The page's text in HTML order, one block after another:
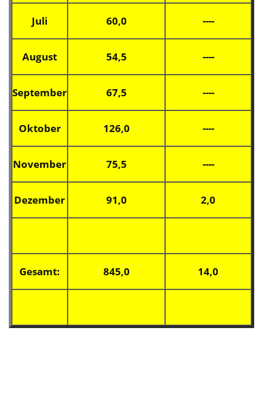
Juli 60,0 ----
August 54,5 ----
September 67,5 ----
Oktober 126,0 ----
November 75,5 ----
Dezember 91,0 2,0
Gesamt: 845,0 14,0